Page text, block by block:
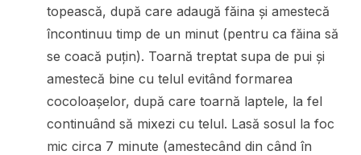
topească, după care adaugă făina și amestecă
încontinuu timp de un minut (pentru ca făina să
se coacă puțin). Toarnă treptat supa de pui și
amestecă bine cu telul evitând formarea
cocoloașelor, după care toarnă laptele, la fel
continuând să mixezi cu telul. Lasă sosul la foc
mic circa 7 minute (amestecând din când în